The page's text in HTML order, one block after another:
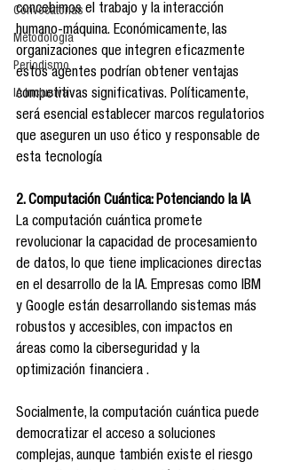
Convocatorias
Metodología
Periodismo
IA Inclusiva
concebimos el trabajo y la interacción
humano-máquina. Económicamente, las
organizaciones que integren eficazmente
estos agentes podrían obtener ventajas
competitivas significativas. Políticamente,
será esencial establecer marcos regulatorios
que aseguren un uso ético y responsable de
esta tecnología
2. Computación Cuántica: Potenciando la IA
La computación cuántica promete
revolucionar la capacidad de procesamiento
de datos, lo que tiene implicaciones directas
en el desarrollo de la IA. Empresas como IBM
y Google están desarrollando sistemas más
robustos y accesibles, con impactos en
áreas como la ciberseguridad y la
optimización financiera .
Socialmente, la computación cuántica puede
democratizar el acceso a soluciones
complejas, aunque también existe el riesgo